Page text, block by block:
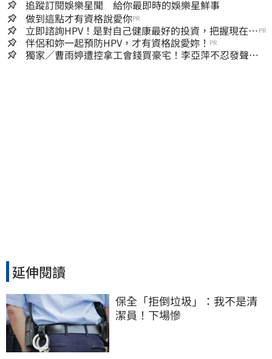
追蹤訂閱娛樂星聞 給你最即時的娛樂星鮮事
做到這點才有資格說愛你PR
立即諮詢HPV！是對自己健康最好的投資，把握現在不
嫌晚！
PR
伴侶和妳一起預防HPV，才有資格說愛妳！ PR
獨家／曹雨婷遭控拿工會錢買豪宅！李亞萍不忍發聲：
延伸閱讀
保全「拒倒垃圾」：我不是清
潔員！下場慘